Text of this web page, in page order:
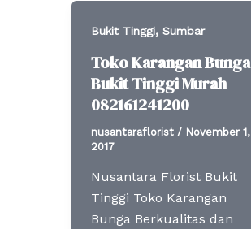
Bukit Tinggi, Sumbar
Toko Karangan Bunga
Bukit Tinggi Murah
082161241200
nusantaraflorist / November 1,
2017
Nusantara Florist Bukit
Tinggi Toko Karangan
Bunga Berkualitas dan